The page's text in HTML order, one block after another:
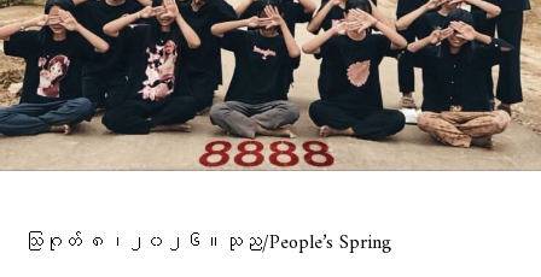
သြဂုတ် ၈၊၂၀၂၆။သုည/People’s Spring